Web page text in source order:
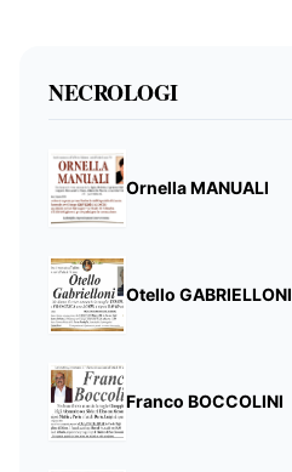
NECROLOGI
Ornella MANUALI
Otello GABRIELLONI
Franco BOCCOLINI